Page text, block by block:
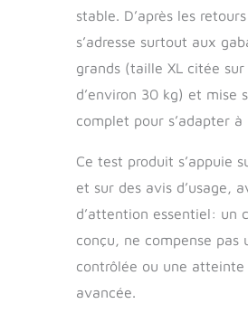
stable. D’après les
s’adresse surtout aux
grands (taille XL citée
d’environ 30 kg) et mise
complet pour s’adapter
Ce test produit s’appuie
et sur des avis d’usage,
d’attention essentiel: un
conçu, ne compense pas
contrôlée ou une atteinte
avancée.